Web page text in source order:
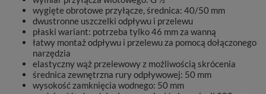
wygięte obrotowe przyłącze, średnica: 40/50 mm
dwustronne uszczelki odpływu i przelewu
płaski wariant: potrzeba tylko 46 mm za wanną
łatwy montaż odpływu i przelewu za pomocą dołączonego
narzędzia
elastyczny wąż przelewowy z możliwością skrócenia
średnica zewnętrzna rury odpływowej: 50 mm
wysokość zamknięcia wodnego: 50 mm